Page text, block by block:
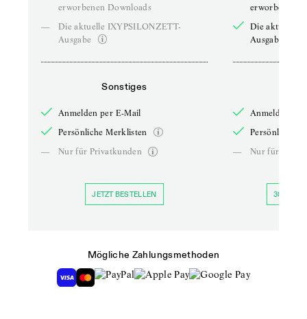
erworbenen Downloads
—
Die aktuelle IXYPSILONZETT-
Ausgabe
Sonstiges
Anmelden per E-Mail
Persönliche Merklisten
—
Nur für Privatkunden
JETZT BESTELLEN
erworbenen
Die aktuelle
Ausgabe
Anmelden
Persönliche
—
Nur für
30 TAGE
Mögliche Zahlungsmethoden